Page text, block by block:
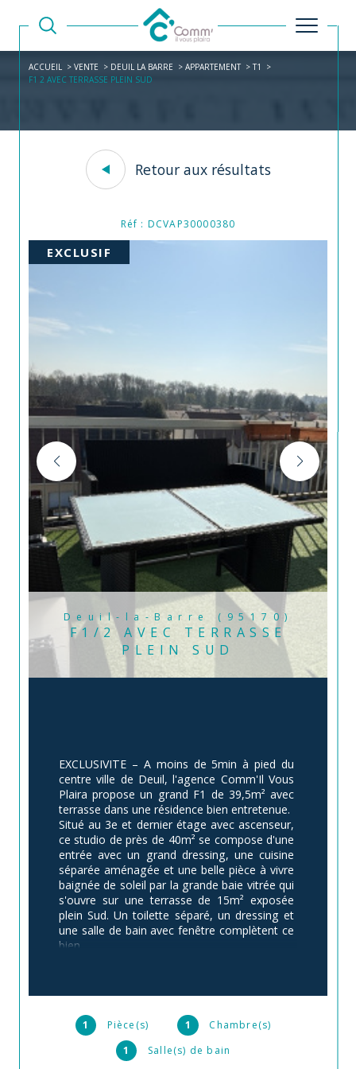
ACCUEIL VENTE DEUIL LA BARRE APPARTEMENT
T1
F1 2 AVEC TERRASSE PLEIN SUD
Retour aux résultats
Réf : DCVAP30000380
EXCLUSIF
Deuil-la-Barre (95170)
F1/2 AVEC TERRASSE
PLEIN SUD
1 Pièce(s) 1
Chambre(s)
1
Salle(s) de bain
EXCLUSIVITE – A moins de 5min à pied du
centre ville de Deuil, l'agence Comm'Il Vous
Plaira propose un grand F1 de 39,5m² avec
terrasse dans une résidence bien entretenue.
Situé au 3e et dernier étage avec ascenseur,
ce studio de près de 40m² se compose d'une
entrée avec un grand dressing, une cuisine
séparée aménagée et une belle pièce à vivre
baignée de soleil par la grande baie vitrée qui
s'ouvre sur une terrasse de 15m² exposée
plein Sud. Un toilette séparé, un dressing et
une salle de bain avec fenêtre complètent ce
bien.
l'eau chaude et froide, l'entretien des parties
communes et des espaces verts. A noter que
les charges incluent des travaux réalisés sur